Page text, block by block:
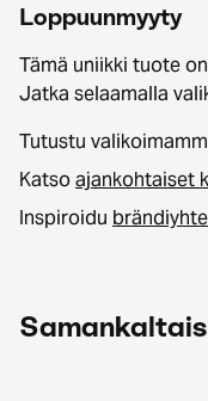
Loppuunmyyty
Tämä uniikki tuote
Jatka selaamalla
Tutustu
Katsoajankohtaiset
Inspiroidu